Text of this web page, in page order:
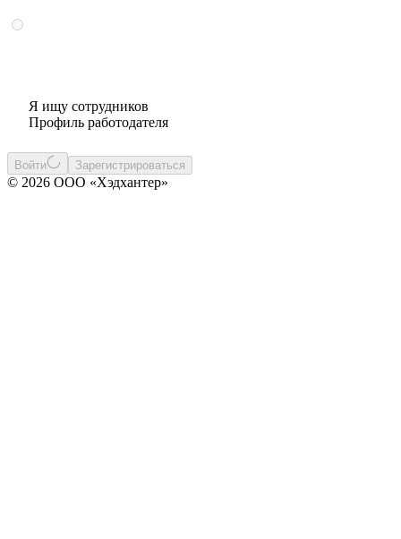
Я ищу сотрудников
Профиль работодателя
Войти Зарегистрироваться
© 2026 ООО «Хэдхантер»